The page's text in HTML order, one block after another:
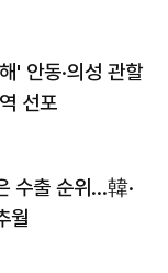
' 안동·의성 관할
선포
수출 순위…韓·
월